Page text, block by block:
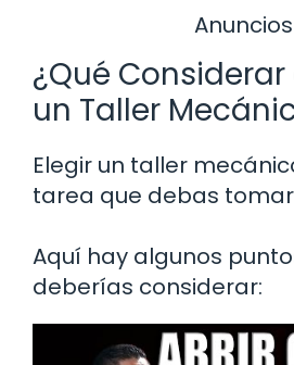
Anuncios
¿Qué Considerar
un Taller
Elegir un taller
tarea que debas
Aquí hay algunos
deberías considerar: